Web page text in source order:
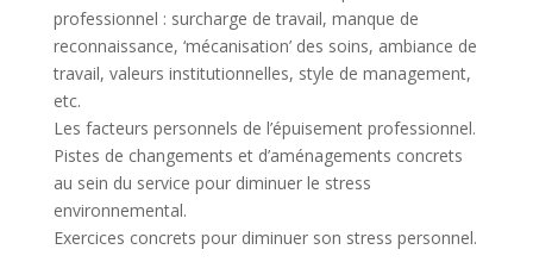
professionnel : surcharge de travail, manque de
reconnaissance, ‘mécanisation’ des soins, ambiance de
travail, valeurs institutionnelles, style de management,
etc.
Les facteurs personnels de l’épuisement professionnel.
Pistes de changements et d’aménagements concrets
au sein du service pour diminuer le stress
environnemental.
Exercices concrets pour diminuer son stress personnel.